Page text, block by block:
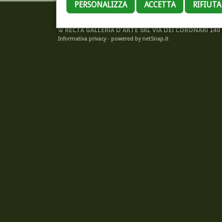
PERSONALIZZA ACCETTA
©RECTA GALLERIA D'ARTE SRL VIA DEI CORONARI
Informativa privacy- powered by netSnap.it